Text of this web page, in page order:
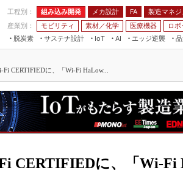
工程別： 組み込み開発 メカ設計 FA 製造マネジ
産業別：
モビリティ 素材／化学 医療機器 ロボ
脱炭素
サステナ設計
IoT
場
ービス
AI
設備保全
AI
エッジ逆襲
JIMTOF
組込み/エッジ コンピューティング
展＆IoT/5Gソリューション展
IIFES
国際ロボット展
ジャパンモビリティショー
5G
VR／AR
フィールドサービス
組み込み画像技術
製造マネジメン
FA
モビリティ
CERTIFIEDに、「Wi-Fi HaLow...
CERTIFIEDに、「Wi-Fi